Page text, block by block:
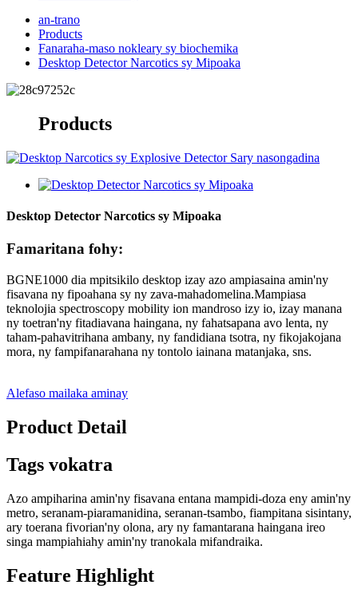
an-trano
Products
Fanaraha-maso nokleary sy biochemika
Desktop Detector Narcotics sy Mipoaka
Products
Desktop Detector Narcotics sy Mipoaka
Famaritana fohy:
BGNE1000 dia mpitsikilo desktop izay azo ampiasaina amin'ny
fisavana ny fipoahana sy ny zava-mahadomelina.Mampiasa
teknolojia spectroscopy mobility ion mandroso izy io, izay manana
ny toetran'ny fitadiavana haingana, ny fahatsapana avo lenta, ny
taham-pahavitrihana ambany, ny fandidiana tsotra, ny fikojakojana
mora, ny fampifanarahana ny tontolo iainana matanjaka, sns.
Alefaso mailaka aminay
Product Detail
Tags vokatra
Azo ampiharina amin'ny fisavana entana mampidi-doza eny amin'ny
metro, seranam-piaramanidina, seranan-tsambo, fiampitana sisintany,
ary toerana fivorian'ny olona, ​​ary ny famantarana haingana ireo
singa mampiahiahy amin'ny tranokala mifandraika.
Feature Highlight